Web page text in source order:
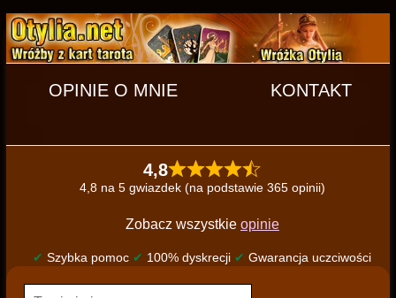
OPINIE O MNIE KONTAKT
4,8
4,8 na 5 gwiazdek (na podstawie 365 opinii)
Zobacz wszystkie opinie
✔ Szybka pomoc ✔ 100% dyskrecji ✔ Gwarancja uczciwości